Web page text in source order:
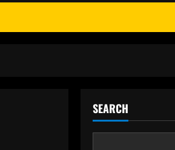
SEARCH